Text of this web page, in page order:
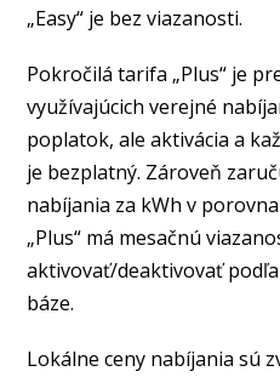
„Easy“ je bez viazanosti.
Pokročilá tarifa „Plus“ je
využívajúcich verejné
poplatok, ale aktivácia a
je bezplatný. Zároveň
nabíjania za kWh v
„Plus“ má mesačnú
aktivovať/deaktivovať
báze.
Lokálne ceny nabíjania sú